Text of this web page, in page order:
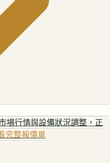
場行情與設備狀況調整，正
完整報價單